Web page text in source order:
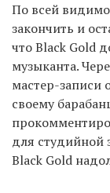
По всей
закончить и
что Black Gold
музыканта.
мастер-записи
своему
для студийной
Black Gold